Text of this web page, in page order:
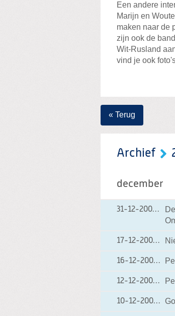
Een andere
Marijn en
maken naar de
zijn ook de
Wit-Rusland
vind je ook
« Terug
Archief
december
31-12-200931-
17-12-200917-
16-12-200916-
12-12-200912-
10-12-200910-